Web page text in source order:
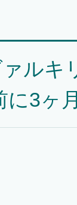
ルキ
3ヶ